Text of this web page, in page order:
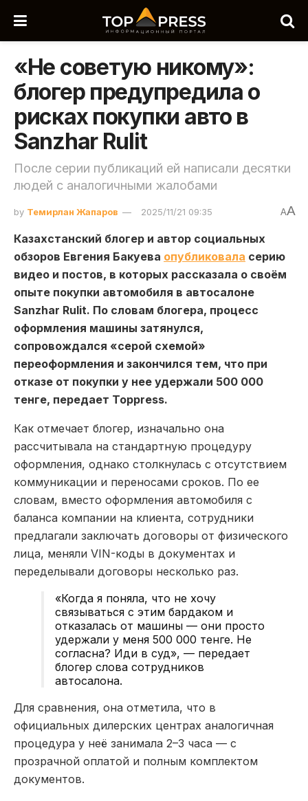
«Не советую никому»:
блогер предупредила о
рисках покупки авто в
Sanzhar Rulit
После серии публикаций ей написали десятки
людей с аналогичными жалобами
by Темирлан Жапаров 2025/11/21 09:35 AA
Казахстанский блогер и автор социальных
обзоров Евгения Бакуева опубликовала серию
видео и постов, в которых рассказала о своём
опыте покупки автомобиля в автосалоне
Sanzhar Rulit. По словам блогера, процесс
оформления машины затянулся,
сопровождался «серой схемой»
переоформления и закончился тем, что при
отказе от покупки у нее удержали 500 000
тенге, передает Toppress.
Как отмечает блогер, изначально она
рассчитывала на стандартную процедуру
оформления, однако столкнулась с отсутствием
коммуникации и переносами сроков. По ее
словам, вместо оформления автомобиля с
баланса компании на клиента, сотрудники
предлагали заключать договоры от физического
лица, меняли VIN-коды в документах и
переделывали договоры несколько раз.
«Когда я поняла, что не хочу
связываться с этим бардаком и
отказалась от машины — они просто
удержали у меня 500 000 тенге. Не
согласна? Иди в суд», — передает
блогер слова сотрудников
автосалона.
Для сравнения, она отметила, что в
официальных дилерских центрах аналогичная
процедура у неё занимала 2–3 часа — с
прозрачной оплатой и полным комплектом
документов.